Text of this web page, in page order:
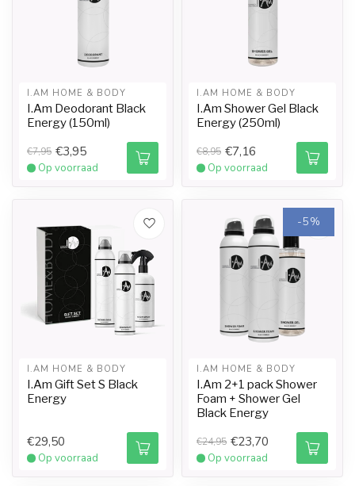
I.AM HOME & BODY
I.Am Deodorant Black
Energy (150ml)
€7,95 €3,95
Op voorraad
I.AM HOME & BODY
I.Am Shower Gel Black
Energy (250ml)
€8,95 €7,16
Op voorraad
I.AM HOME & BODY
I.Am Gift Set S Black
Energy
€29,50
Op voorraad
-5%
I.AM HOME & BODY
I.Am 2+1 pack Shower
Foam + Shower Gel
Black Energy
€24,95 €23,70
Op voorraad